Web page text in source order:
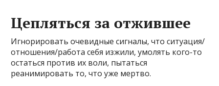
Цепляться за отжившее
Игнорировать очевидные сигналы, что ситуация/
отношения/работа себя изжили, умолять кого-то
остаться против их воли, пытаться
реанимировать то, что уже мертво.